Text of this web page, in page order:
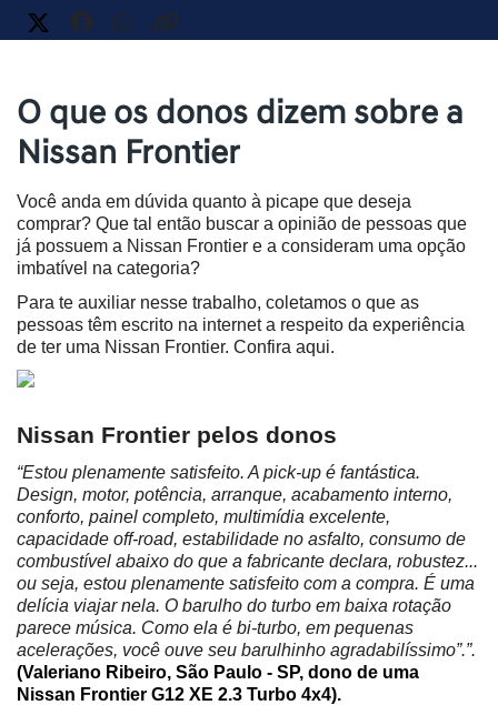
O que os donos dizem sobre a
Nissan Frontier
Você anda em dúvida quanto à picape que deseja
comprar? Que tal então buscar a opinião de pessoas que
já possuem a Nissan Frontier e a consideram uma opção
imbatível na categoria?
Para te auxiliar nesse trabalho, coletamos o que as
pessoas têm escrito na internet a respeito da experiência
de ter uma Nissan Frontier. Confira aqui.
Nissan Frontier pelos donos
“Estou plenamente satisfeito. A pick-up é fantástica.
Design, motor, potência, arranque, acabamento interno,
conforto, painel completo, multimídia excelente,
capacidade off-road, estabilidade no asfalto, consumo de
combustível abaixo do que a fabricante declara, robustez...
ou seja, estou plenamente satisfeito com a compra. É uma
delícia viajar nela. O barulho do turbo em baixa rotação
parece música. Como ela é bi-turbo, em pequenas
(Valeriano Ribeiro, São Paulo - SP, dono de uma
Nissan Frontier G12 XE 2.3 Turbo 4x4).